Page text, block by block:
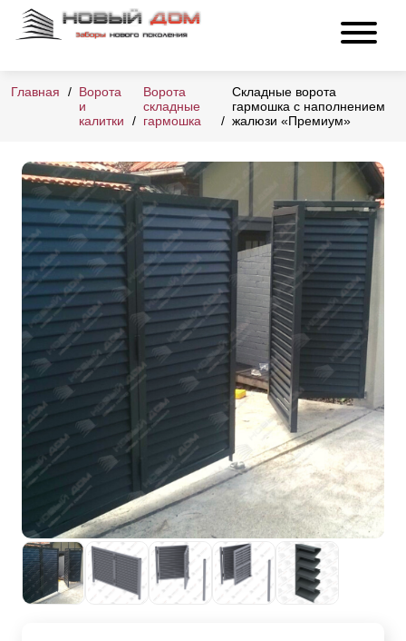
Главная
Ворота
и
калитки
Ворота
складные
гармошка
Складные ворота
гармошка с наполнением
жалюзи «Премиум»